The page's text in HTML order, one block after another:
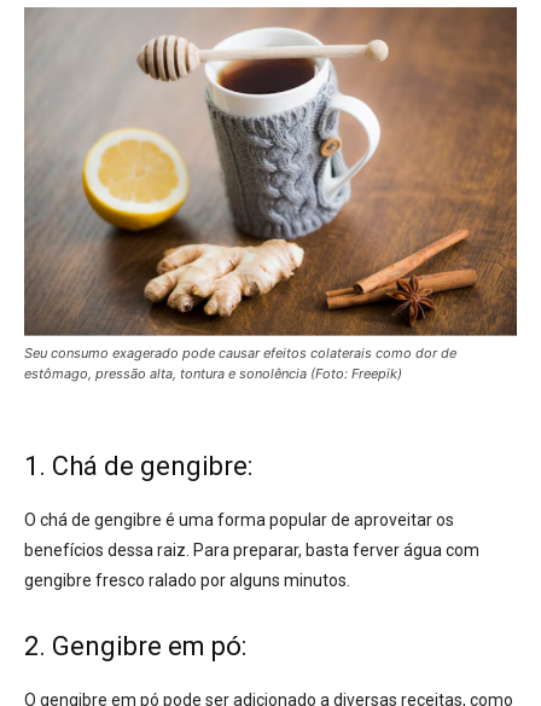
Seu consumo exagerado pode causar efeitos colaterais como dor de
estômago, pressão alta, tontura e sonolência (Foto: Freepik)
1. Chá de gengibre:
O chá de gengibre é uma forma popular de aproveitar os
benefícios dessa raiz. Para preparar, basta ferver água com
gengibre fresco ralado por alguns minutos.
2. Gengibre em pó:
O gengibre em pó pode ser adicionado a diversas receitas, como